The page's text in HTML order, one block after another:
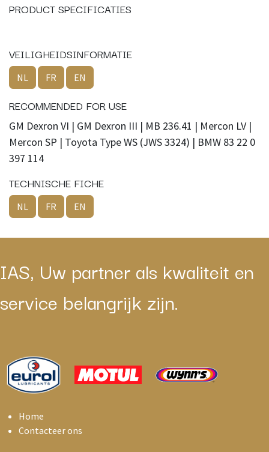
PRODUCT SPECIFICATIES
VEILIGHEIDSINFORMATIE
NL FR EN
RECOMMENDED FOR USE
GM Dexron VI | GM Dexron III | MB 236.41 | Mercon LV |
Mercon SP | Toyota Type WS (JWS 3324) | BMW 83 22 0
397 114
TECHNISCHE FICHE
NL FR EN
IAS, Uw partner als kwaliteit en
service belangrijk zijn.
Home
Contacteer ons